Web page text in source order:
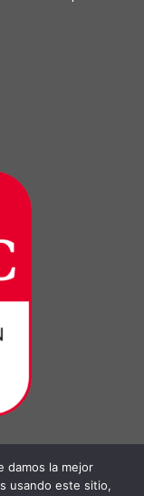
damos la mejor
usando este sitio,